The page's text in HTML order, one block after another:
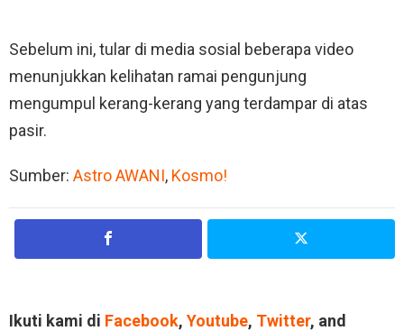
Sebelum ini, tular di media sosial beberapa video
menunjukkan kelihatan ramai pengunjung
mengumpul kerang-kerang yang terdampar di atas
pasir.
Sumber: Astro AWANI, Kosmo!
Ikuti kami di Facebook, Youtube, Twitter, and